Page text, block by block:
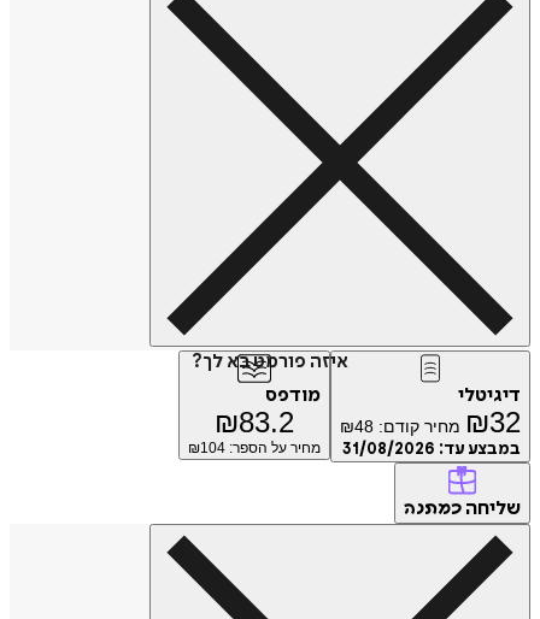
איזה פורמט בא לך?
₪ מחיר קודם: ₪48
עד:31/08/2026
מודפס
₪83.2
מחיר על הספר: ₪104
כמתנה